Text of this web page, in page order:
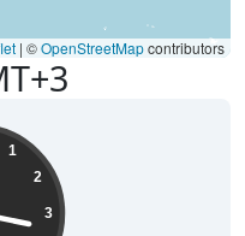
1
2
3
| ©OpenStreetMapcontributors